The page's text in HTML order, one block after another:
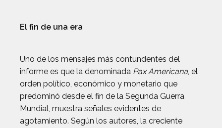
El fin de una era
Uno de los mensajes más contundentes del
informe es que la denominada Pax Americana, el
orden político, económico y monetario que
predominó desde el fin de la Segunda Guerra
Mundial, muestra señales evidentes de
agotamiento. Según los autores, la creciente